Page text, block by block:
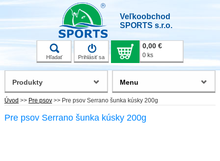
Veľkoobchod
SPORTS s.r.o.
Hľadať Prihlásiť sa
0,00 €
0 ks
Úvod >> Pre psov >> Pre psov Serrano šunka kúsky 200g
Pre psov Serrano šunka kúsky 200g
Produkty Menu